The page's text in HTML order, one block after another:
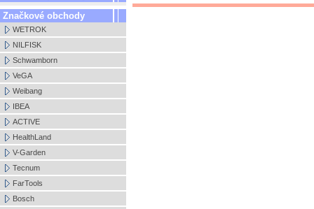
Značkové obchody
WETROK
NILFISK
Schwamborn
VeGA
Weibang
IBEA
ACTIVE
HealthLand
V-Garden
Tecnum
FarTools
Bosch